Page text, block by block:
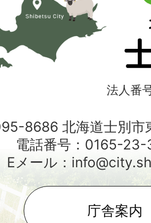
別
市
法人番
8686 北海道士別市
電話番号：0165-23-
Eメール：
庁舎案内